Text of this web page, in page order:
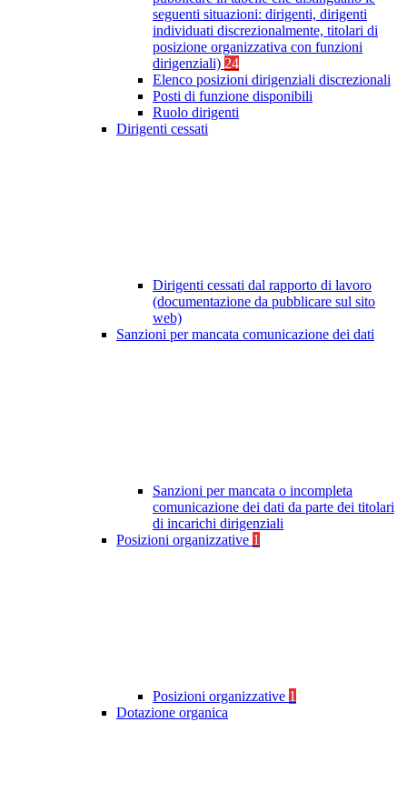
seguenti situazioni: dirigenti, dirigenti
individuati discrezionalmente, titolari di
posizione organizzativa con funzioni
dirigenziali) 24
Elenco posizioni dirigenziali discrezionali
Posti di funzione disponibili
Ruolo dirigenti
Dirigenti cessati
Dirigenti cessati dal rapporto di lavoro
(documentazione da pubblicare sul sito
web)
Sanzioni per mancata comunicazione dei dati
Sanzioni per mancata o incompleta
comunicazione dei dati da parte dei titolari
di incarichi dirigenziali
Posizioni organizzative 1
Posizioni organizzative 1
Dotazione organica